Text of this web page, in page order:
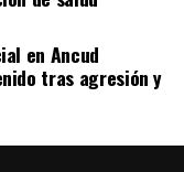
en Ancud
tras agresión y